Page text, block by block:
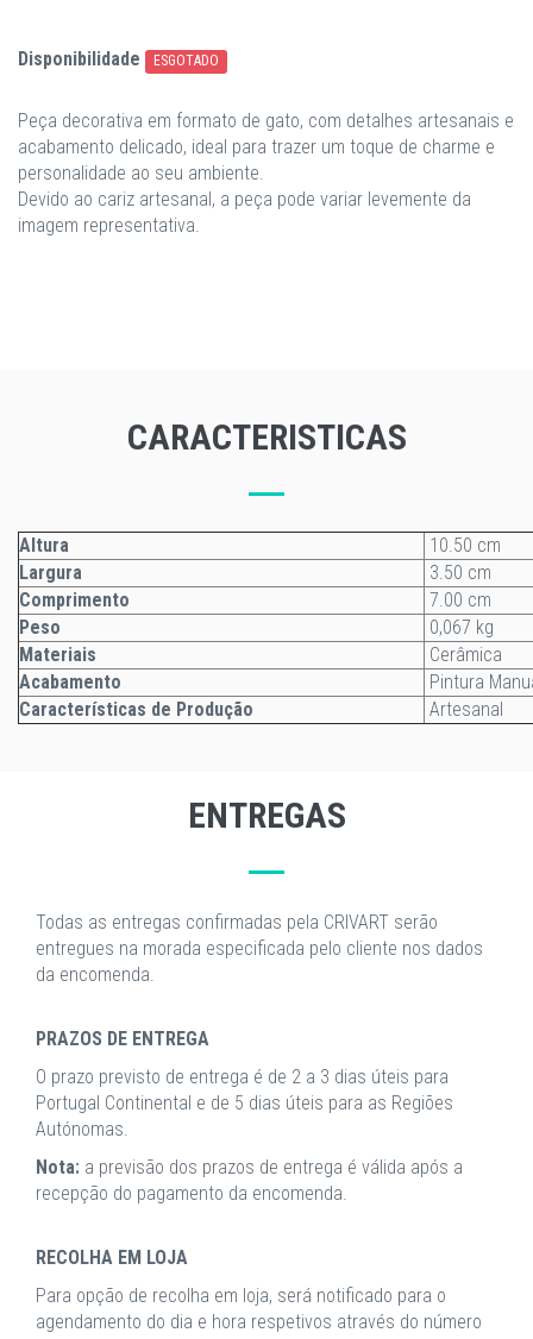
Disponibilidade ESGOTADO
Peça decorativa em formato de gato, com detalhes artesanais e
acabamento delicado, ideal para trazer um toque de charme e
personalidade ao seu ambiente.
Devido ao cariz artesanal, a peça pode variar levemente da
imagem representativa.
CARACTERISTICAS
Altura
10.50 cm
Largura
3.50 cm
Comprimento
7.00 cm
Peso
0,067 kg
Materiais
Cerâmica
Acabamento
Pintura
Características de Produção
Artesanal
ENTREGAS
Todas as entregas confirmadas pela CRIVART serão
entregues na morada especificada pelo cliente nos dados
da encomenda.
PRAZOS DE ENTREGA
O prazo previsto de entrega é de 2 a 3 dias úteis para
Portugal Continental e de 5 dias úteis para as Regiões
Autónomas.
Nota: a previsão dos prazos de entrega é válida após a
recepção do pagamento da encomenda.
RECOLHA EM LOJA
Para opção de recolha em loja, será notificado para o
agendamento do dia e hora respetivos através do número